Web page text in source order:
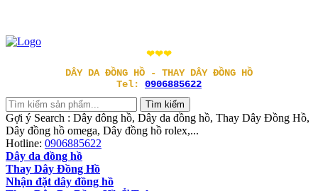
❤❤❤
DÂY DA ĐỒNG HỒ - THAY DÂY ĐỒNG HỒ
Tel: 0906885622
Gợi ý Search : Dây đông hồ, Dây da đồng hồ, Thay Dây Đồng Hồ,
Dây đồng hồ omega, Dây đồng hồ rolex,...
Hotline: 0906885622
Dây da đồng hồ
Thay Dây Đồng Hồ
Nhận đặt dây đồng hồ